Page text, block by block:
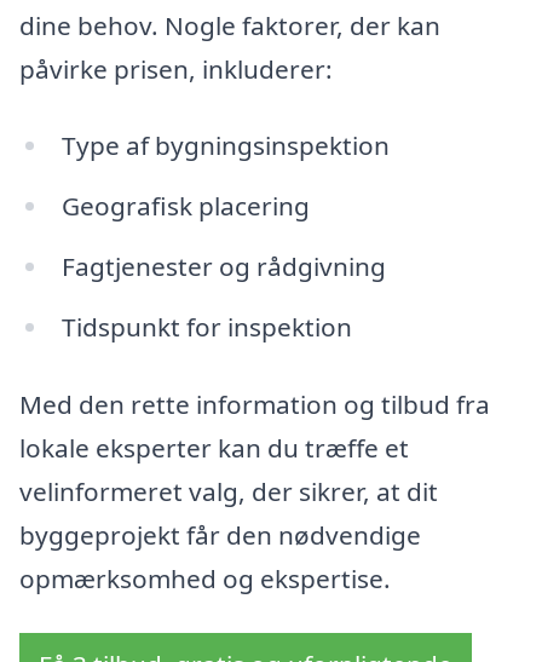
dine behov. Nogle faktorer, der kan
påvirke prisen, inkluderer:
Type af bygningsinspektion
Geografisk placering
Fagtjenester og rådgivning
Tidspunkt for inspektion
Med den rette information og tilbud fra
lokale eksperter kan du træffe et
velinformeret valg, der sikrer, at dit
byggeprojekt får den nødvendige
opmærksomhed og ekspertise.